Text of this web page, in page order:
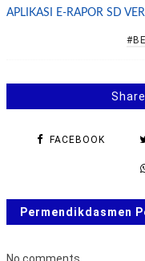
APLIKASI E-RAPOR SD
FACEBOOK
Permendikdasmen